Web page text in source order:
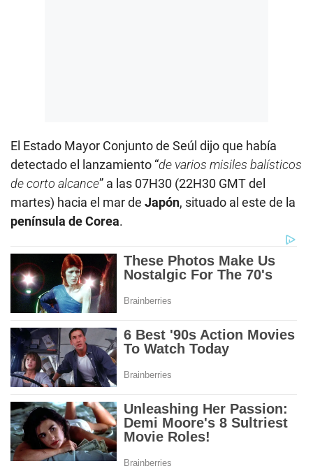
El Estado Mayor Conjunto de Seúl dijo que había
detectado el lanzamiento “de varios misiles balísticos
de corto alcance” a las 07H30 (22H30 GMT del
martes) hacia el mar de Japón, situado al este de la
península de Corea.